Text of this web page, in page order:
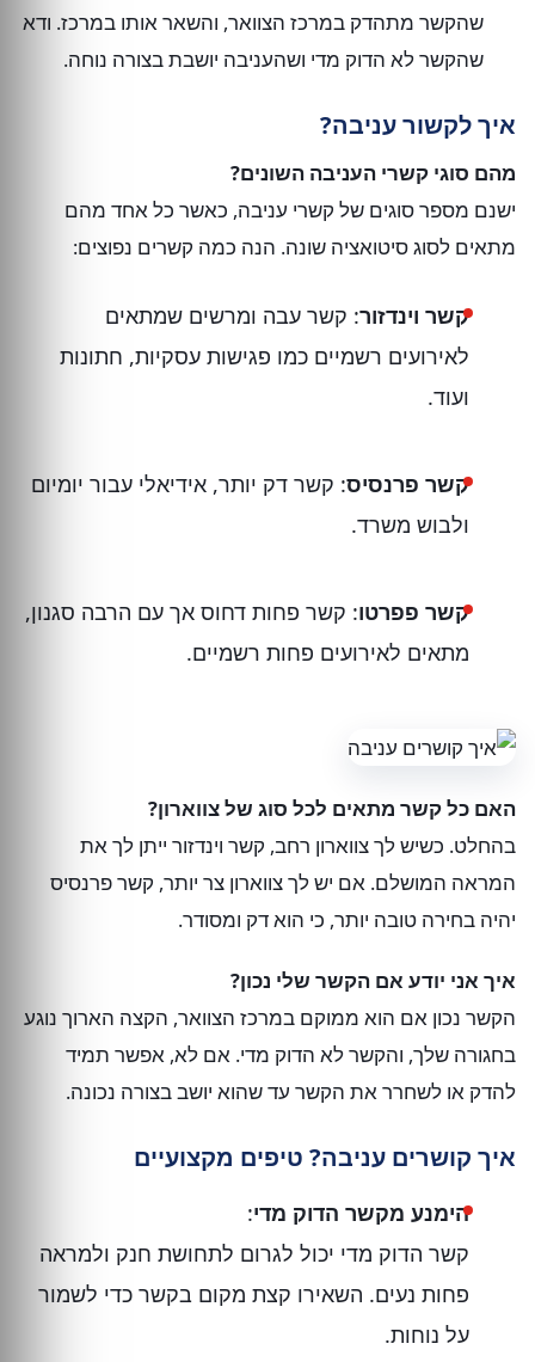
שהקשר מתהדק במרכז הצוואר, והשאר אותו במרכז. ודא
שהקשר לא הדוק מדי ושהעניבה יושבת בצורה נוחה.
איך לקשור עניבה?
מהם סוגי קשרי העניבה השונים?
ישנם מספר סוגים של קשרי עניבה, כאשר כל אחד מהם
מתאים לסוג סיטואציה שונה. הנה כמה קשרים נפוצים:
קשר וינדזור: קשר עבה ומרשים שמתאים
לאירועים רשמיים כמו פגישות עסקיות, חתונות
ועוד.
קשר פרנסיס: קשר דק יותר, אידיאלי עבור יומיום
ולבוש משרד.
קשר פפרטו: קשר פחות דחוס אך עם הרבה סגנון,
מתאים לאירועים פחות רשמיים.
האם כל קשר מתאים לכל סוג של צווארון?
בהחלט. כשיש לך צווארון רחב, קשר וינדזור ייתן לך את
המראה המושלם. אם יש לך צווארון צר יותר, קשר פרנסיס
יהיה בחירה טובה יותר, כי הוא דק ומסודר.
איך אני יודע אם הקשר שלי נכון?
הקשר נכון אם הוא ממוקם במרכז הצוואר, הקצה הארוך נוגע
בחגורה שלך, והקשר לא הדוק מדי. אם לא, אפשר תמיד
להדק או לשחרר את הקשר עד שהוא יושב בצורה נכונה.
איך קושרים עניבה? טיפים מקצועיים
הימנע מקשר הדוק מדי:
קשר הדוק מדי יכול לגרום לתחושת חנק ולמראה
פחות נעים. השאירו קצת מקום בקשר כדי לשמור
על נוחות.